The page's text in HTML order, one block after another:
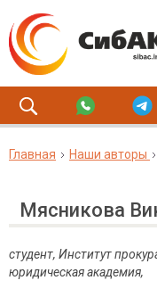
Главная Наши авторы
Мясникова
студент, Институт
юридическая академия,